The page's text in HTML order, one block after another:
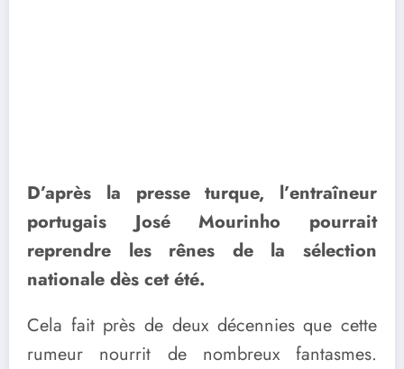
D’après la presse turque, l’entraîneur
portugais José Mourinho pourrait
reprendre les rênes de la sélection
nationale dès cet été.
Cela fait près de deux décennies que cette
rumeur nourrit de nombreux fantasmes.